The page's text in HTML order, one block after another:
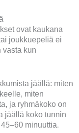
ovat kaukana
joukkuepeliä ei
vasta kun
jäällä: miten
miten
ja ryhmäkoko on
jäällä koko tunnin
minuuttia.